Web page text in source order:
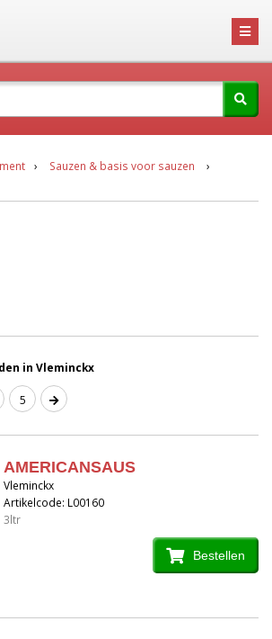
Sauzen & basis voor sauzen
in Vleminckx
5
AMERICANSAUS
Vleminckx
Artikelcode: L00160
3ltr
Bestellen